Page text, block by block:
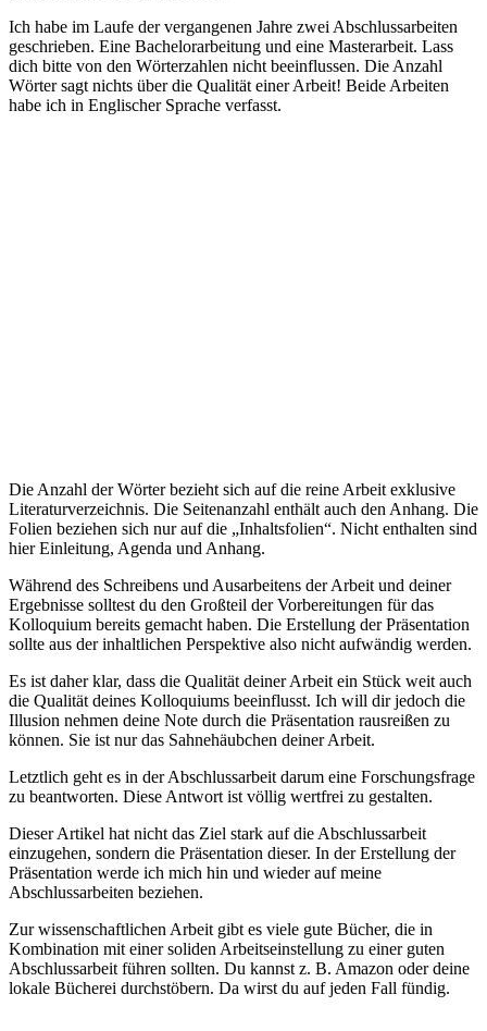
Ich habe im Laufe der vergangenen Jahre zwei Abschlussarbeiten
geschrieben. Eine Bachelorarbeitung und eine Masterarbeit. Lass
dich bitte von den Wörterzahlen nicht beeinflussen. Die Anzahl
Wörter sagt nichts über die Qualität einer Arbeit! Beide Arbeiten
habe ich in Englischer Sprache verfasst.
Die Anzahl der Wörter bezieht sich auf die reine Arbeit exklusive
Literaturverzeichnis. Die Seitenanzahl enthält auch den Anhang. Die
Folien beziehen sich nur auf die „Inhaltsfolien“. Nicht enthalten sind
hier Einleitung, Agenda und Anhang.
Während des Schreibens und Ausarbeitens der Arbeit und deiner
Ergebnisse solltest du den Großteil der Vorbereitungen für das
Kolloquium bereits gemacht haben. Die Erstellung der Präsentation
sollte aus der inhaltlichen Perspektive also nicht aufwändig werden.
Es ist daher klar, dass die Qualität deiner Arbeit ein Stück weit auch
die Qualität deines Kolloquiums beeinflusst. Ich will dir jedoch die
Illusion nehmen deine Note durch die Präsentation rausreißen zu
können. Sie ist nur das Sahnehäubchen deiner Arbeit.
Letztlich geht es in der Abschlussarbeit darum eine Forschungsfrage
zu beantworten. Diese Antwort ist völlig wertfrei zu gestalten.
Dieser Artikel hat nicht das Ziel stark auf die Abschlussarbeit
einzugehen, sondern die Präsentation dieser. In der Erstellung der
Präsentation werde ich mich hin und wieder auf meine
Abschlussarbeiten beziehen.
Zur wissenschaftlichen Arbeit gibt es viele gute Bücher, die in
Kombination mit einer soliden Arbeitseinstellung zu einer guten
Abschlussarbeit führen sollten. Du kannst z. B. Amazon oder deine
lokale Bücherei durchstöbern. Da wirst du auf jeden Fall fündig.